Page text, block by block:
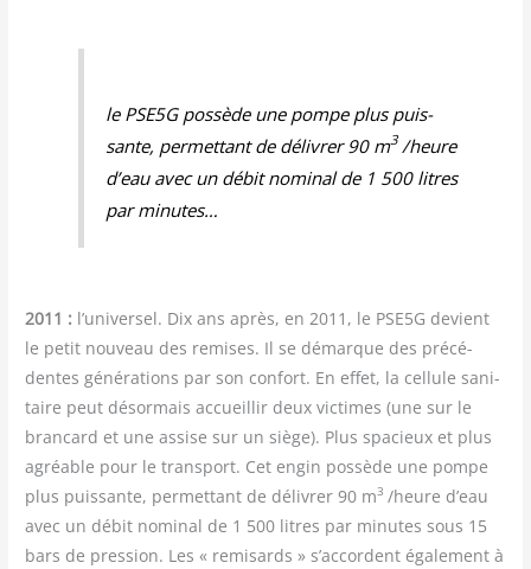
le PSE5G pos­sède une pompe plus puis­
sante, per­met­tant de déli­vrer 90 m3/​heure
d’eau avec un débit nomi­nal de 1 500 litres
par minutes…
2011 : l’universel. Dix ans après, en 2011, le PSE5G devient
le petit nou­veau des remises. Il se démarque des pré­cé­
dentes géné­ra­tions par son confort. En effet, la cel­lule sani­
taire peut désor­mais accueillir deux vic­times (une sur le
bran­card et une assise sur un siège). Plus spa­cieux et plus
agréable pour le trans­port. Cet engin pos­sède une pompe
plus puis­sante, per­met­tant de déli­vrer 90 m3 /​heure d’eau
avec un débit nomi­nal de 1 500 litres par minutes sous 15
bars de pres­sion. Les « remi­sards » s’accordent éga­le­ment à